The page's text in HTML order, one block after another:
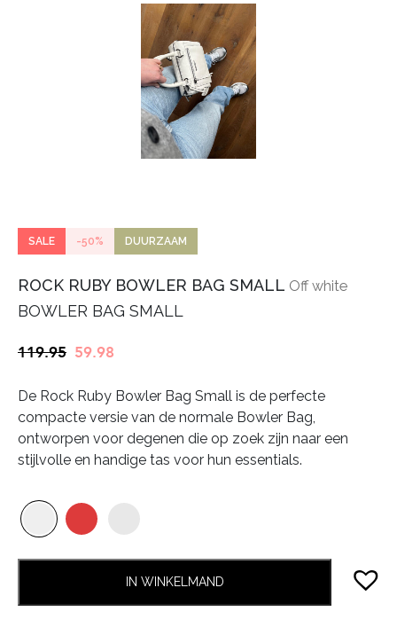
SALE -50% DUURZAAM
ROCK RUBY BOWLER BAG SMALL Off white
BOWLER BAG SMALL
119.95 Oorspronkelijke
was:
€119.95.
59.98
is:
€59.98.
De Rock Ruby Bowler Bag Small is de perfecte
compacte versie van de normale Bowler Bag,
ontworpen voor degenen die op zoek zijn naar een
stijlvolle en handige tas voor hun essentials.
IN WINKELMAND